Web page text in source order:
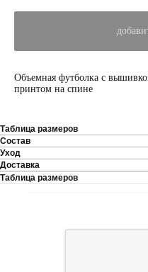
Объемная футболка с
принтом на спине
Таблица размеров
Состав
Уход
Доставка
Таблица размеров